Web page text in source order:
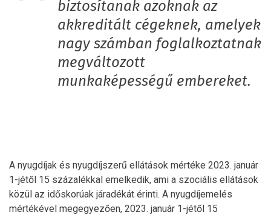
biztosítanak azoknak az
akkreditált cégeknek, amelyek
nagy számban foglalkoztatnak
megváltozott
munkaképességű embereket.
A nyugdíjak és nyugdíjszerű ellátások mértéke 2023. január
1-jétől 15 százalékkal emelkedik, ami a szociális ellátások
közül az időskorúak járadékát érinti. A nyugdíjemelés
mértékével megegyezően, 2023. január 1-jétől 15